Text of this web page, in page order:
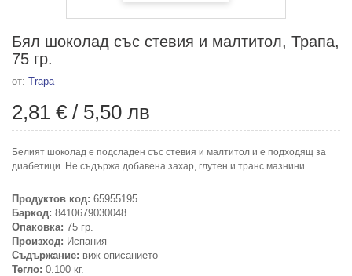
Бял шоколад със стевия и малтитол, Трапа,
75 гр.
от: Trapa
2,81 € / 5,50 лв
Белият шоколад е подсладен със стевия и малтитол и е подходящ за
диабетици. Не съдържа добавена захар, глутен и транс мазнини.
Продуктов код: 65955195
Баркод: 8410679030048
Опаковка: 75 гр.
Произход: Испания
Съдържание: виж описанието
Тегло: 0.100 кг.